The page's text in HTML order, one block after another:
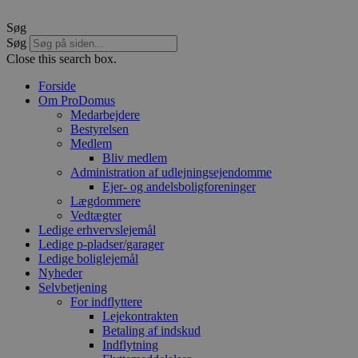
Søg
Søg
Close this search box.
Forside
Om ProDomus
Medarbejdere
Bestyrelsen
Medlem
Bliv medlem
Administration af udlejningsejendomme
Ejer- og andelsboligforeninger
Lægdommere
Vedtægter
Ledige erhvervslejemål
Ledige p-pladser/garager
Ledige boliglejemål
Nyheder
Selvbetjening
For indflyttere
Lejekontrakten
Betaling af indskud
Indflytning